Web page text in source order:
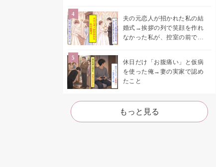
夫の元恋人が招かれた私の結
婚式→挨拶の列で笑顔を作れ
なかった私が、控室の前で彼
休日だけ「お腹痛い」と仮病
を使った俺→妻の実家で認め
たこと
もっと見る